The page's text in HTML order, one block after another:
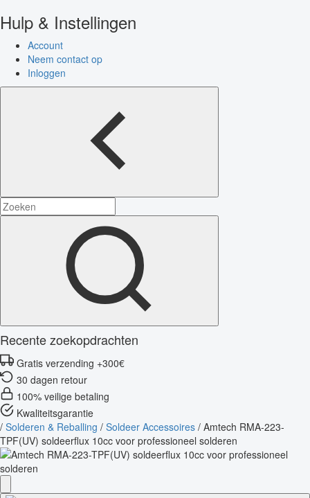
Hulp & Instellingen
Account
Neem contact op
Inloggen
Recente zoekopdrachten
Gratis verzending +300€
30 dagen retour
100% veilige betaling
Kwaliteitsgarantie
/ Solderen & Reballing / Soldeer Accessoires / Amtech RMA-223-
TPF(UV) soldeerflux 10cc voor professioneel solderen